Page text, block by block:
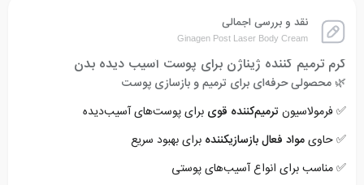
نقد و بررسی اجمالی
Ginagen Post Laser Body Cream
کرم ترمیم کننده ژیناژن برای پوست آسیب دیده بدن
🌿 محصولی حرفه‌ای برای ترمیم و بازسازی پوست
✅ فرمولاسیون ترمیم‌کننده قوی برای پوست‌های آسیب‌دیده
✅ حاویمواد فعال بازسازیکننده برای بهبود سریع
✅ مناسب برای انواع آسیب‌های پوستی